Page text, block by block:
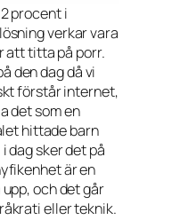
procent i
verkar vara
att titta på porr.
den dag då vi
förstår internet,
det som en
hittade barn
dag sker det på
är en
och det går
eller teknik.